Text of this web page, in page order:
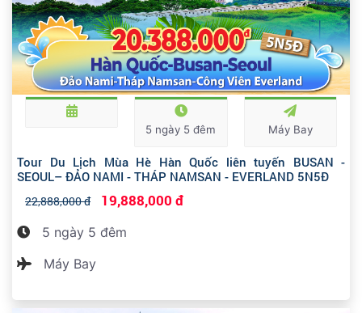
5 ngày 5 đêm Máy Bay
Tour Du Lịch Mùa Hè Hàn Quốc liên tuyến BUSAN -
SEOUL– ĐẢO NAMI - THÁP NAMSAN - EVERLAND 5N5Đ
22,888,000 đ 19,888,000 đ
5 ngày 5 đêm
Máy Bay